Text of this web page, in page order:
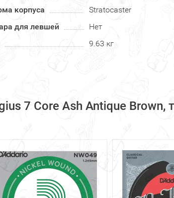
корпуса
Stratocaster
для левшей
Нет
9.63 кг
7 Core Ash Antique Brown,